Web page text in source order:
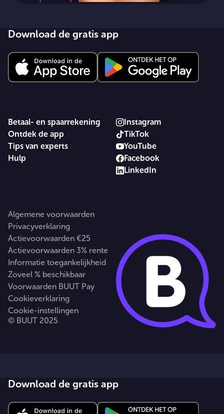
Download de gratis app
Betaal- en spaarrekening
Ontdek de app
Tips van experts
Hulp
Instagram
TikTok
YouTube
Facebook
LinkedIn
Algemene voorwaarden
Privacyverklaring
Actievoorwaarden €25
Actievoorwaarden 3% rente
Informatie toegankelijkheid
Zoveel % beschikbaar
Voorwaarden BUUT Pay
Cookieverklaring
Cookie-instellingen
© BUUT 2025
Download de gratis app